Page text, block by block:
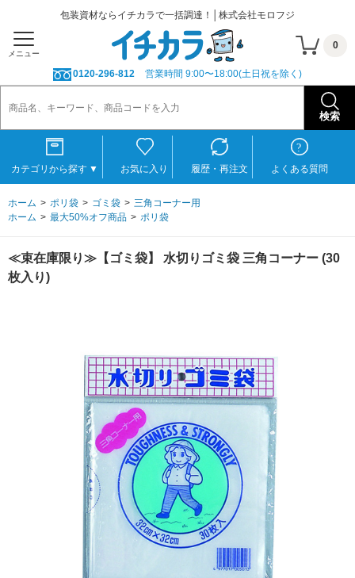
包装資材ならイチカラで一括調達！│株式会社モロフジ
メニュー
0
0120-296-812 営業時間 9:00〜18:00(土日祝を除く)
カテゴリから探す ▼ お気に入り 履歴・再注文 よくある質問
ホーム ポリ袋 ゴミ袋
三角コーナー用
ホーム
最大50%オフ商品 ポリ袋
≪束在庫限り≫【ゴミ袋】 水切りゴミ袋 三角コーナー (30
枚入り)